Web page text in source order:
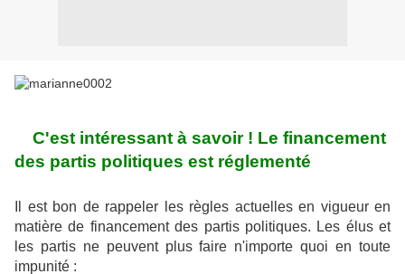
C'est intéressant à savoir ! Le financement
des partis politiques est réglementé
Il est bon de rappeler les règles actuelles en vigueur en
matière de financement des partis politiques. Les élus et
les partis ne peuvent plus faire n'importe quoi en toute
impunité :